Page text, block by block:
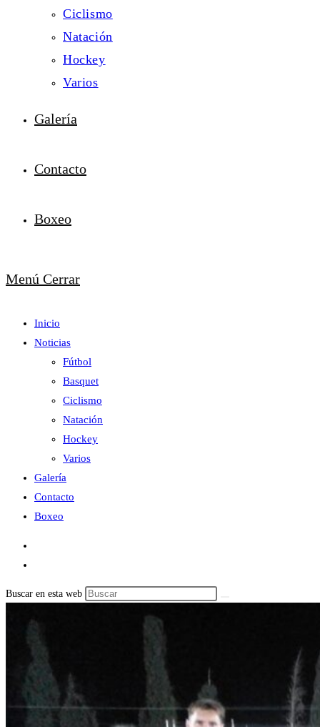
Ciclismo
Natación
Hockey
Varios
Galería
Contacto
Boxeo
Menú Cerrar
Inicio
Noticias
Fútbol
Basquet
Ciclismo
Natación
Hockey
Varios
Galería
Contacto
Boxeo
Buscar en esta web